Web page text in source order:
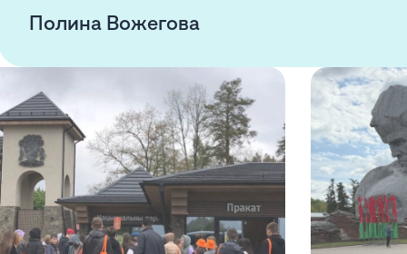
Полина Вожегова